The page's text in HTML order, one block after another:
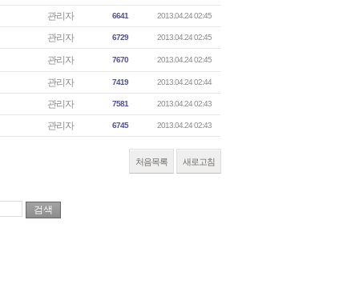
관리자 6641 2013.04.24 02:45
관리자 6729 2013.04.24 02:45
관리자 7670 2013.04.24 02:45
관리자 7419 2013.04.24 02:44
관리자 7581 2013.04.24 02:43
관리자 6745 2013.04.24 02:43
처음목록 새로고침